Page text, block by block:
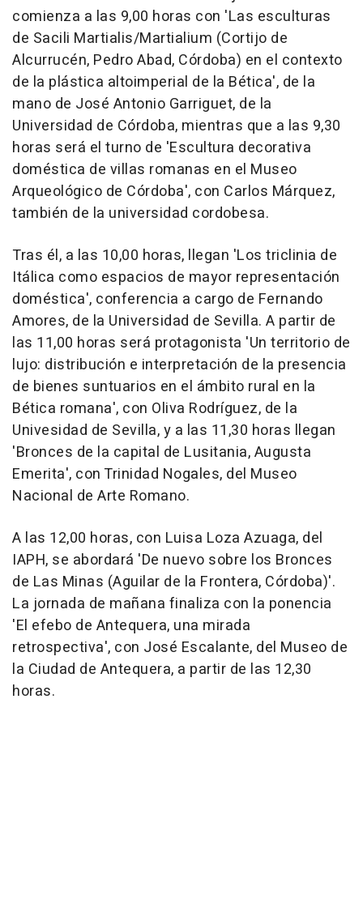
comienza a las 9,00 horas con 'Las esculturas
de Sacili Martialis/Martialium (Cortijo de
Alcurrucén, Pedro Abad, Córdoba) en el contexto
de la plástica altoimperial de la Bética', de la
mano de José Antonio Garriguet, de la
Universidad de Córdoba, mientras que a las 9,30
horas será el turno de 'Escultura decorativa
doméstica de villas romanas en el Museo
Arqueológico de Córdoba', con Carlos Márquez,
también de la universidad cordobesa.
Tras él, a las 10,00 horas, llegan 'Los triclinia de
Itálica como espacios de mayor representación
doméstica', conferencia a cargo de Fernando
Amores, de la Universidad de Sevilla. A partir de
las 11,00 horas será protagonista 'Un territorio de
lujo: distribución e interpretación de la presencia
de bienes suntuarios en el ámbito rural en la
Bética romana', con Oliva Rodríguez, de la
Univesidad de Sevilla, y a las 11,30 horas llegan
'Bronces de la capital de Lusitania, Augusta
Emerita', con Trinidad Nogales, del Museo
Nacional de Arte Romano.
A las 12,00 horas, con Luisa Loza Azuaga, del
IAPH, se abordará 'De nuevo sobre los Bronces
de Las Minas (Aguilar de la Frontera, Córdoba)'.
La jornada de mañana finaliza con la ponencia
'El efebo de Antequera, una mirada
retrospectiva', con José Escalante, del Museo de
la Ciudad de Antequera, a partir de las 12,30
horas.